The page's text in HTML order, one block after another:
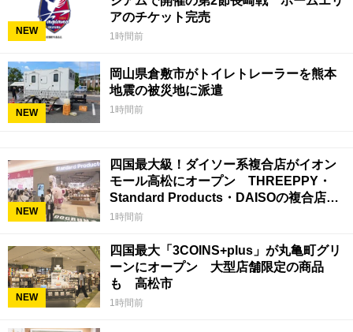
NEW
アのチケット完売
1時間前
NEW
岡山県倉敷市がトイレトレーラーを熊本
地震の被災地に派遣
1時間前
NEW
四国最大級！ダイソー系複合店がイオン
モール高松にオープン THREEPPY・
Standard Products・DAISOの複合店は
香川県初
1時間前
NEW
四国最大「3COINS+plus」が丸亀町グリ
ーンにオープン 大型店舗限定の商品
も 高松市
1時間前